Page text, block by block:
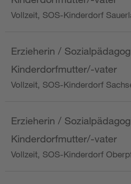
Vollzeit, SOS-Kinderdorf
Erzieherin /
Kinderdorfmutter/-vater
Vollzeit, SOS-Kinderdorf
Erzieherin /
Kinderdorfmutter/-vater
Vollzeit, SOS-Kinderdorf